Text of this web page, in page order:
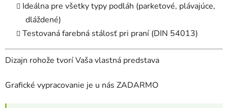
Ideálna pre všetky typy podláh (parketové, plávajúce,
dláždené)
Testovaná farebná stálosť pri praní (DIN 54013)
Dizajn rohože tvorí Vaša vlastná predstava
Grafické vypracovanie je u nás ZADARMO